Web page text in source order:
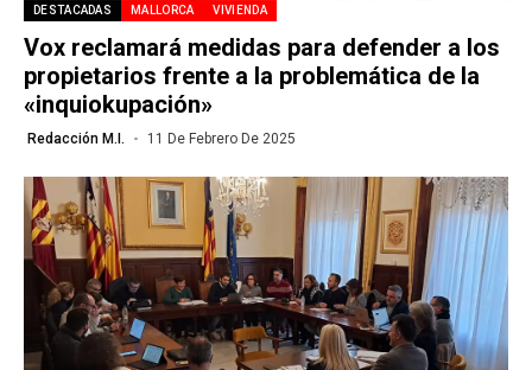
DESTACADAS MALLORCA VIVIENDA
Vox reclamará medidas para defender a los
propietarios frente a la problemática de la
«inquiokupación»
Redacción M.I. 11 De Febrero De 2025